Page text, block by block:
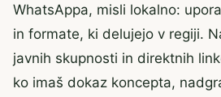
WhatsAppa, misli lokalno:
in formate, ki delujejo v regiji.
javnih skupnosti in direktnih
ko imaš dokaz koncepta,